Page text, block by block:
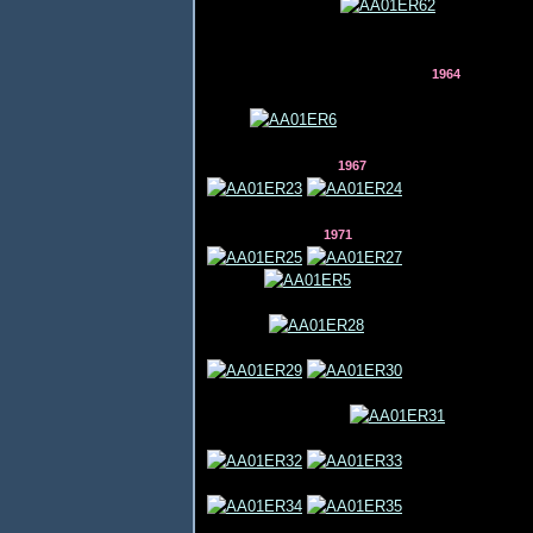
1964
1967
1971